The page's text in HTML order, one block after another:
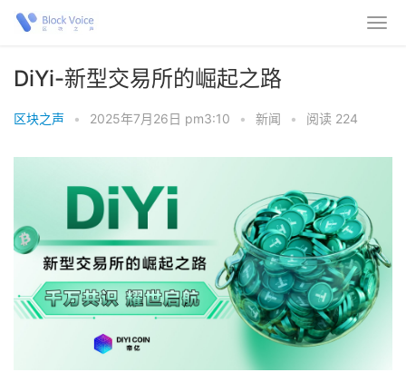
DiYi-新型交易所的崛起之路
区块之声 • 2025年7月26日 pm3:10 • 新闻 • 阅读 224